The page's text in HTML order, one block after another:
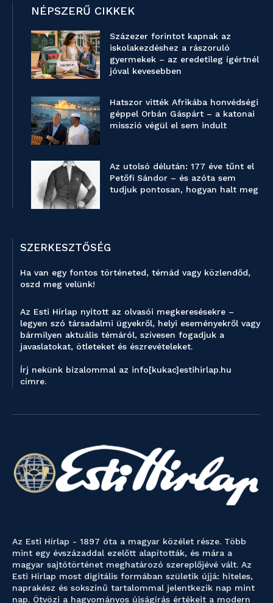
NÉPSZERŰ CIKKEK
Százezer forintot kapnak az
iskolakezdéshez a rászoruló
gyermekek – az eredetileg ígértnél
jóval kevesebben
Hatszor vitték Afrikába honvédségi
géppel Orbán Gáspárt – a katonai
misszió végül el sem indult
Az utolsó délután: 177 éve tűnt el
Petőfi Sándor – és azóta sem
tudjuk pontosan, hogyan halt meg
SZERKESZTŐSÉG
Ha van egy fontos történeted, témád vagy közlendőd,
oszd meg velünk!
Az Esti Hírlap nyitott az olvasói megkeresésekre –
legyen szó társadalmi ügyekről, helyi eseményekről vagy
bármilyen aktuális témáról, szívesen fogadjuk a
javaslatokat, ötleteket és észrevételeket.
Írj nekünk bizalommal az info[kukac]estihirlap.hu
címre.
Az Esti Hírlap - 1897 óta a magyar közélet része. Több
mint egy évszázaddal ezelőtt alapították, és mára a
magyar sajtótörténet meghatározó szereplőjévé vált. Az
Esti Hírlap most digitális formában születik újjá: hiteles,
naprakész és sokszínű tartalommal jelentkezik nap mint
nap. Ötvözi a hagyományos újságírás értékeit a modern